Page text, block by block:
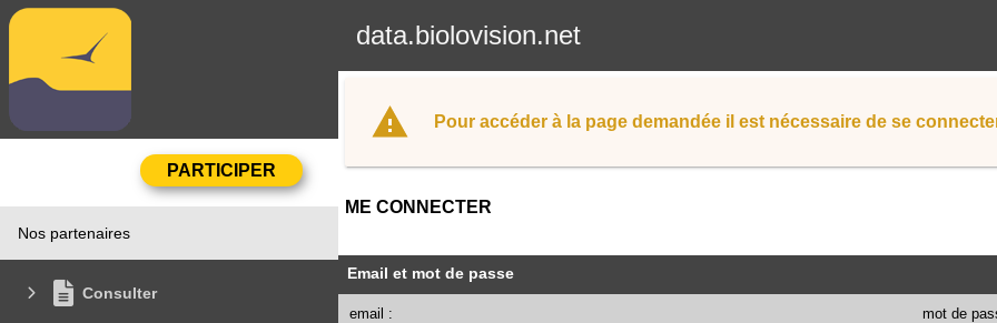
data.biolovision.net
Nos partenaires
Consulter
Pour accéder à la page demandée il est nécessaire de se
ME CONNECTER
Email et mot de passe
email : mot de